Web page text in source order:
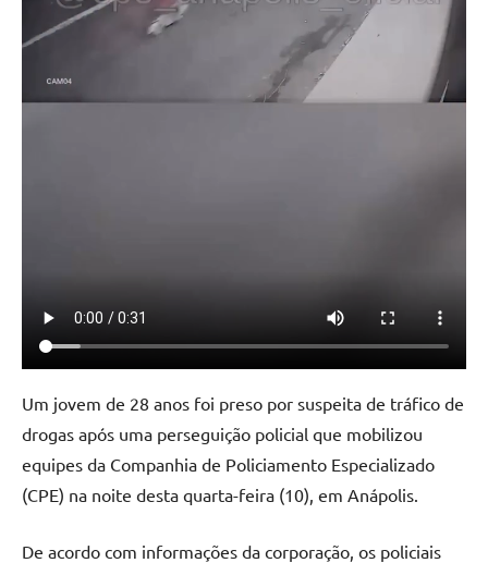
Um jovem de 28 anos foi preso por suspeita de tráfico de
drogas após uma perseguição policial que mobilizou
equipes da Companhia de Policiamento Especializado
(CPE) na noite desta quarta-feira (10), em Anápolis.
De acordo com informações da corporação, os policiais